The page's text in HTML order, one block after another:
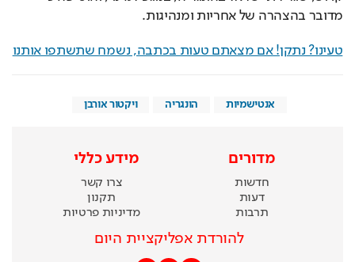
מדובר בהצהרה של אחריות ומנהיגות.
טעינו? נתקן! אם מצאתם טעות בכתבה, נשמח שתשתפו אותנו
אנטישמיות הונגריה ויקטור אורבן
מדורים
חדשות
דעות
תרבות
מידע כללי
צרו קשר
תקנון
מדיניות פרטיות
להורדת אפליקציית היום